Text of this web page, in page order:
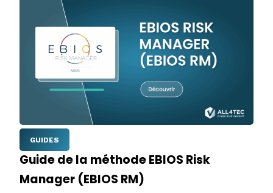
GUIDES
Guide de la méthode EBIOS Risk
Manager (EBIOS RM)